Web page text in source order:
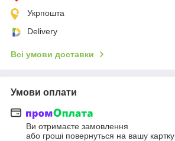
Укрпошта
Delivery
Всі умови доставки
Умови оплати
Ви отримаєте замовлення
або гроші повернуться на вашу картку